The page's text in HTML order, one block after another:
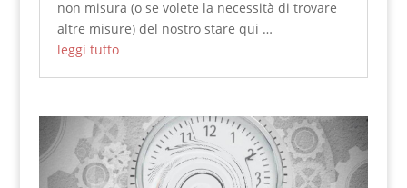
non misura (o se volete la necessità di trovare
altre misure) del nostro stare qui …
leggi tutto